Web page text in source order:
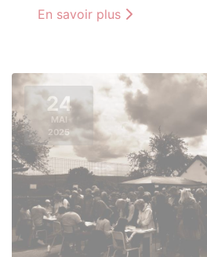
En savoir plus
24
MAI
2025